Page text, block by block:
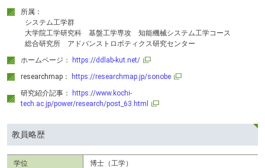
所属：
システム工学群
大学院工学研究科 基盤工学専攻 知能機械システム工学コース
総合研究所 アドバンストロボティクス研究センター
ホームページ：
https://ddlab-kut.net/
researchmap：
https://researchmap.jp/sonobe
研究紹介記事：
https://www.kochi-
tech.ac.jp/power/research/post_63.html
教員略歴
学位
博士（工学）